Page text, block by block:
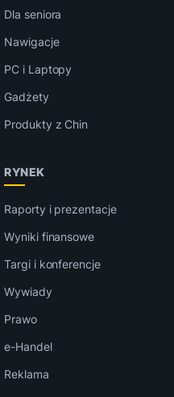
Dla seniora
Nawigacje
PC i Laptopy
Gadżety
Produkty z Chin
RYNEK
Raporty i prezentacje
Wyniki finansowe
Targi i konferencje
Wywiady
Prawo
e-Handel
Reklama